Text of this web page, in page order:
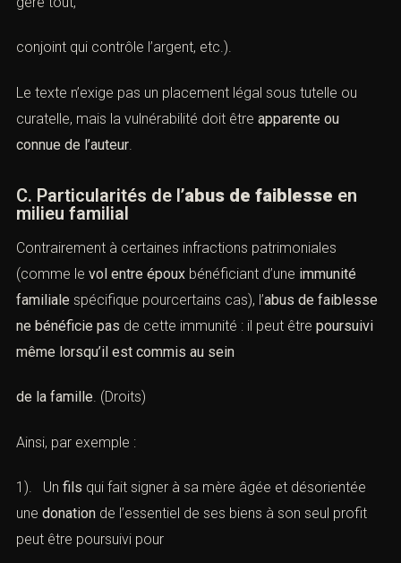
conjoint qui contrôle l’argent, etc.).
Le texte n’exige pas un placement légal sous tutelle ou
curatelle, mais la vulnérabilité doit être apparente ou
connue de l’auteur
C. Particularités de l’abus de faiblesse en
milieu familial
Contrairement à certaines infractions patrimoniales
(comme le vol entre époux bénéficiant d’une immunité
familiale spécifique pourcertains cas), l’abus de faiblesse
ne bénéficie pas de cette immunité : il peut être poursuivi
même lorsqu’il est commis au sein
de la famille. (Droits)
Ainsi, par exemple :
1). Un fils qui fait signer à sa mère âgée et désorientée
une donation de l’essentiel de ses biens à son seul profit
peut être poursuivi pour